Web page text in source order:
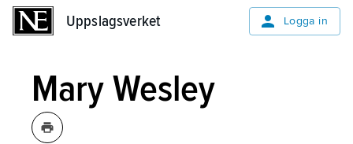
Uppslagsverket Logga in
Mary Wesley